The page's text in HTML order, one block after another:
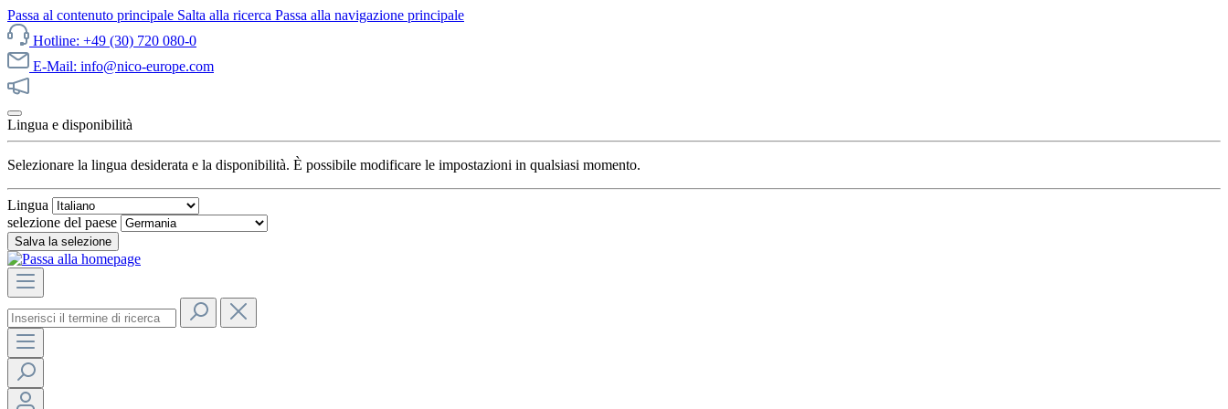
Passa al contenuto principale Salta alla ricerca Passa alla navigazione principale
Hotline: +49 (30) 720 080-0
E-Mail: info@nico-europe.com
Lingua e disponibilità
Selezionare la lingua desiderata e la disponibilità. È possibile modificare le impostazioni in qualsiasi momento.
Lingua
selezione del paese
Salva la selezione